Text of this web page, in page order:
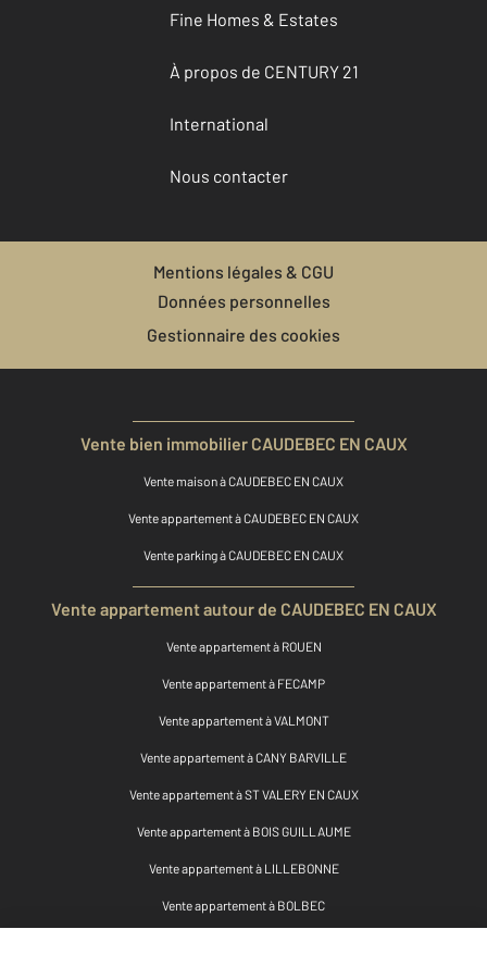
Fine Homes & Estates
À propos de CENTURY 21
International
Nous contacter
Mentions légales & CGU
Données personnelles
Gestionnaire des cookies
Vente bien immobilier CAUDEBEC EN CAUX
Vente maison à CAUDEBEC EN CAUX
Vente appartement à CAUDEBEC EN CAUX
Vente parking à CAUDEBEC EN CAUX
Vente appartement autour de CAUDEBEC EN CAUX
Vente appartement à ROUEN
Vente appartement à FECAMP
Vente appartement à VALMONT
Vente appartement à CANY BARVILLE
Vente appartement à ST VALERY EN CAUX
Vente appartement à BOIS GUILLAUME
Vente appartement à LILLEBONNE
Vente appartement à BOLBEC